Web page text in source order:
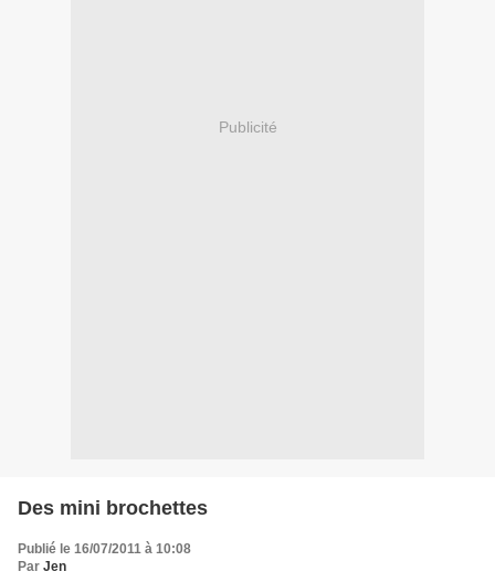
Publicité
Des mini brochettes
Publié le 16/07/2011 à 10:08
Par Jen